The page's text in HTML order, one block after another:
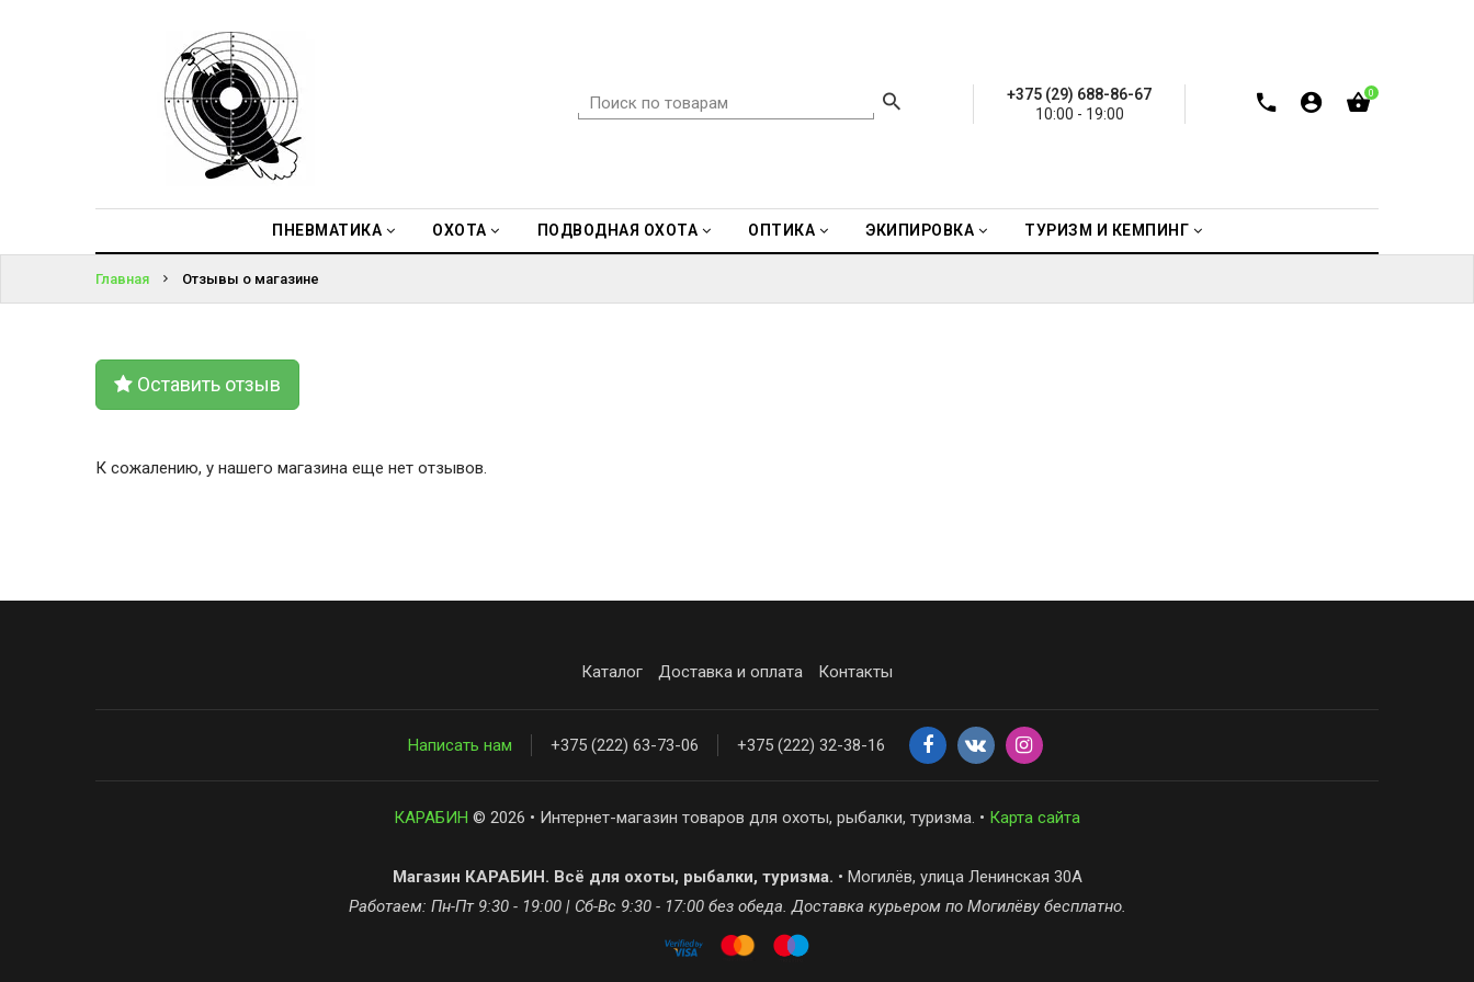
+375 (29) 688-86-67
10:00 - 19:00
0
ПНЕВМАТИКА ОХОТА ПОДВОДНАЯ ОХОТА ОПТИКА ЭКИПИРОВКА ТУРИЗМ И КЕМПИНГ
ЭКИПИРОВКА
КЕМПИНГ
ВОЙТИ
ЗАБЫЛИ
ПАРОЛЬ?
Главная Отзывы о магазине
Оставить отзыв
К сожалению, у нашего магазина еще нет отзывов.
Каталог Доставка и оплата Контакты
Написать нам +375 (222) 63-73-06 +375 (222) 32-38-16
КАРАБИН © 2026 • Интернет-магазин товаров для охоты, рыбалки, туризма. • Карта сайта
Магазин КАРАБИН. Всё для охоты, рыбалки, туризма. • Могилёв, улица Ленинская 30А
Работаем: Пн-Пт 9:30 - 19:00 | Сб-Вс 9:30 - 17:00 без обеда. Доставка курьером по Могилёву бесплатно.